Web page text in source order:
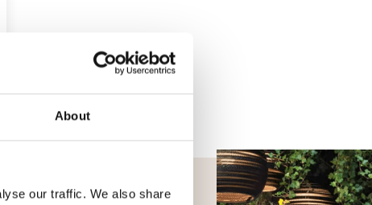
About
our traffic. We also share